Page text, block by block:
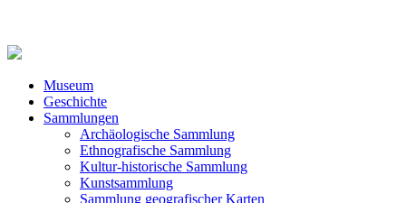
Museum
Geschichte
Sammlungen
Archäologische Sammlung
Ethnografische Sammlung
Kultur-historische Sammlung
Kunstsammlung
Sammlung geografischer Karten